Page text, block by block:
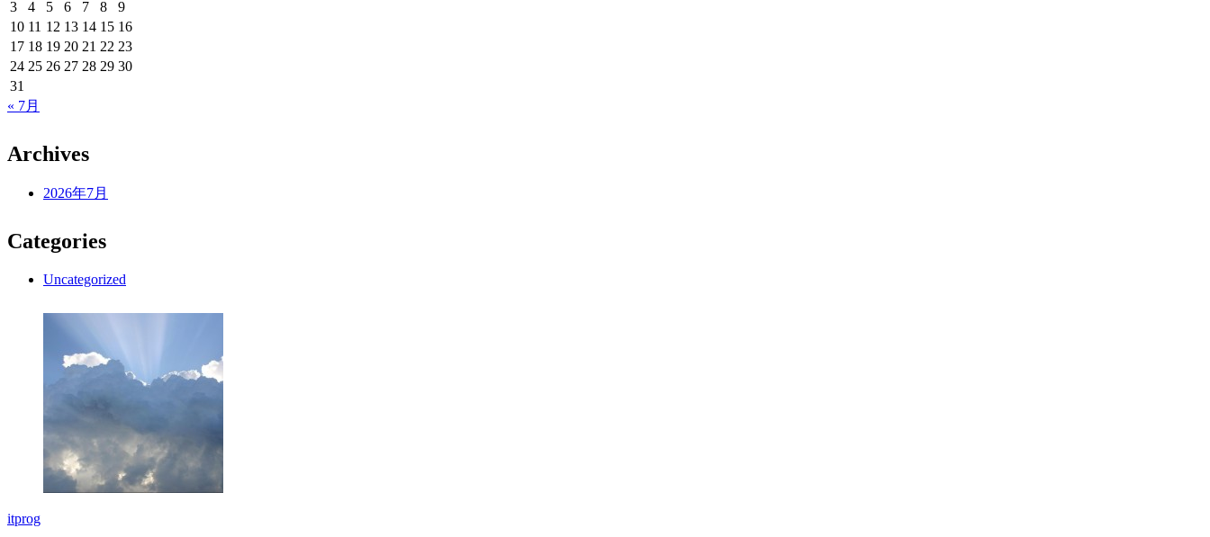
3
4 5 6 7 8
9
10 11 12 13 14 15 16
17 18 19 20 21 22 23
24 25 26 27 28 29 30
31
« 7月
Archives
2026年7月
Categories
Uncategorized
itprog